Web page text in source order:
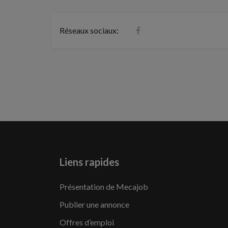
Réseaux sociaux:
Liens rapides
Présentation de Mecajob
Publier une annonce
Offres d’emploi